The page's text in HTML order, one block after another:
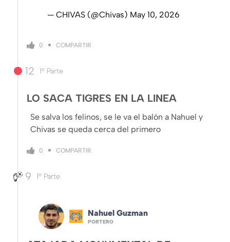
— CHIVAS (@Chivas) May 10, 2026
0 COMPARTIR
12 1º Parte
LO SACA TIGRES EN LA LINEA
Se salva los felinos, se le va el balón a Nahuel y
Chivas se queda cerca del primero
0 COMPARTIR
9 1º Parte
Nahuel Guzman
PORTERO